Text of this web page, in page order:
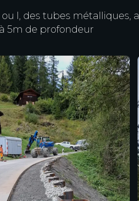
I, des tubes métalliques,
5m de profondeur